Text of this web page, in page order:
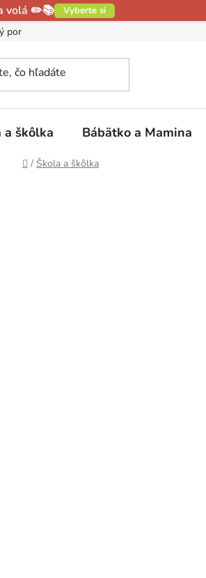
volá ✏️📚 Vyberte si
poriadok
a škôlka Bábätko a Mamina
Domov
/ Škola a škôlka